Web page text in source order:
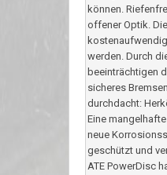
können.
offener Optik.
werden. Durch
beeinträchtigen
sicheres
durchdacht:
Eine
neue
geschützt und
ATE PowerDisc